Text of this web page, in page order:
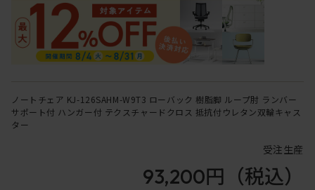
ノートチェア KJ-126SAHM-W9T3 ローバック 樹脂脚 ループ肘 ランバー
サポート付 ハンガー付 テクスチャードクロス 抵抗付ウレタン双輪キャス
ター
受注生産
93,200円 （税込）